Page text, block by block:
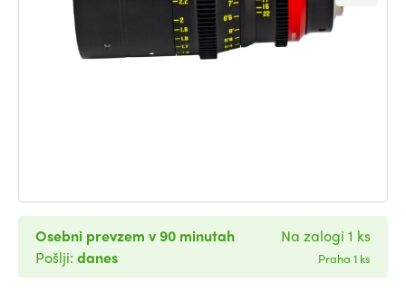
Osebni prevzem v 90 minutah
Pošlji: danes
Na zalogi 1 ks
Praha 1 ks